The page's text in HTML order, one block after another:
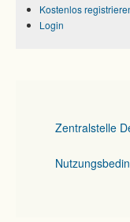
Kostenlos
Login
Zentralstelle